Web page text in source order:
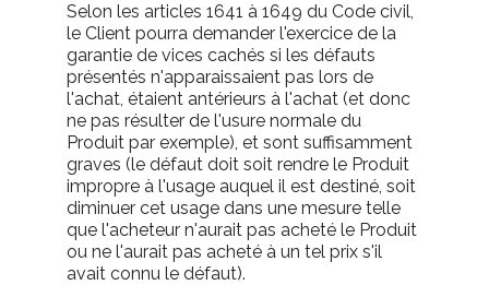
Selon les articles 1641 à 1649 du Code civil,
le Client pourra demander l'exercice de la
garantie de vices cachés si les défauts
présentés n'apparaissaient pas lors de
l'achat, étaient antérieurs à l'achat (et donc
ne pas résulter de l'usure normale du
Produit par exemple), et sont suffisamment
graves (le défaut doit soit rendre le Produit
impropre à l'usage auquel il est destiné, soit
diminuer cet usage dans une mesure telle
que l'acheteur n'aurait pas acheté le Produit
ou ne l'aurait pas acheté à un tel prix s'il
avait connu le défaut).